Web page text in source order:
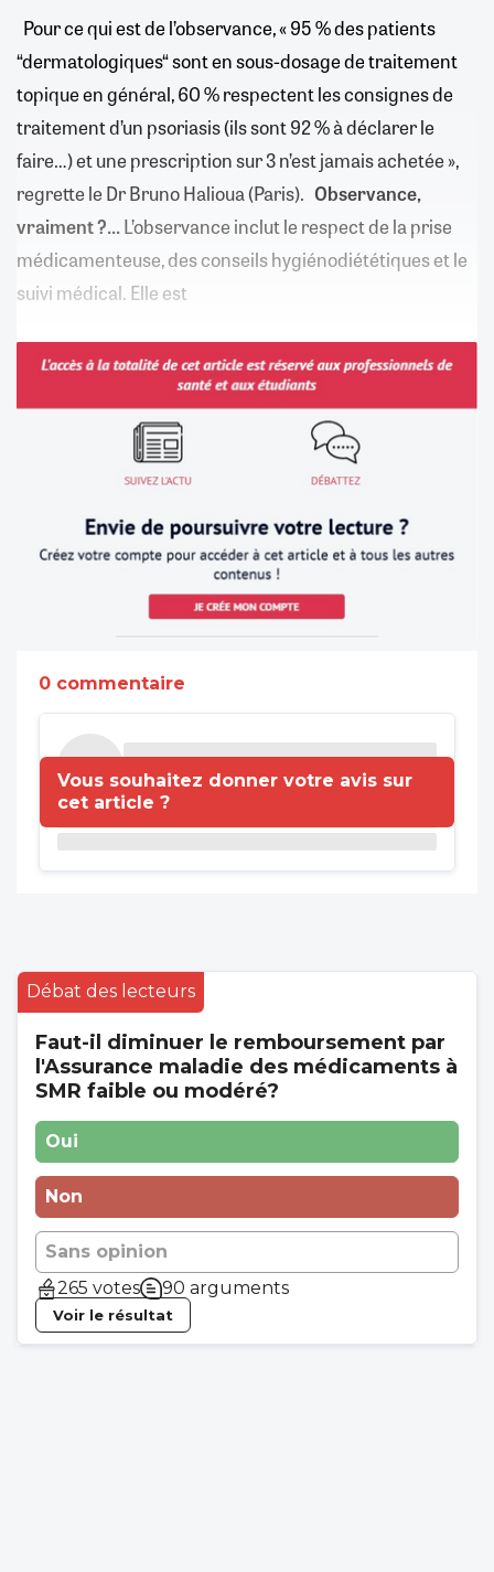
Pour ce qui est de l’observance, « 95 % des patients
“dermatologiques“ sont en sous-dosage de traitement
topique en général, 60 % respectent les consignes de
traitement d’un psoriasis (ils sont 92 % à déclarer le
faire…) et une prescription sur 3 n’est jamais achetée »,
regrette le Dr Bruno Halioua (Paris). Observance,
vraiment ?...L’observance inclut le respect de la prise
médicamenteuse, des conseils hygiénodiététiques et le
suivi médical. Elle est
0 commentaire
Vous souhaitez donner votre avis sur
cet article ?
Débat des lecteurs
Faut-il diminuer le remboursement par
l'Assurance maladie des médicaments à
SMR faible ou modéré?
Oui
Non
Sans opinion
265 votes
90 arguments
Voir le résultat